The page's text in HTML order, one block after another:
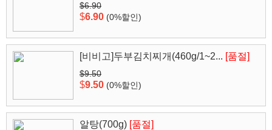
$6.90
$6.90 (0%할인)
[비비고]두부김치찌개(460g/1~2... [품절]
$9.50
$9.50 (0%할인)
알탕(700g) [품절]